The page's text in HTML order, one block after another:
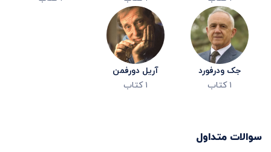
جک ودرفورد
۱ کتاب
آریل دورفمن
۱ کتاب
سوالات متداول